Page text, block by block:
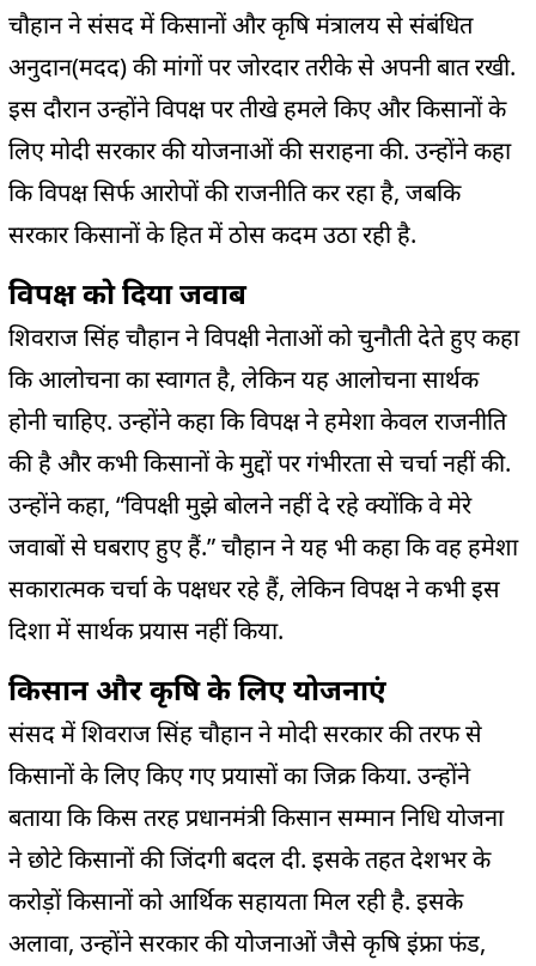
चौहान ने संसद में किसानों और कृषि मंत्रालय से संबंधित
अनुदान(मदद) की मांगों पर जोरदार तरीके से अपनी बात रखी.
इस दौरान उन्होंने विपक्ष पर तीखे हमले किए और किसानों के
लिए मोदी सरकार की योजनाओं की सराहना की. उन्होंने कहा
कि विपक्ष सिर्फ आरोपों की राजनीति कर रहा है, जबकि
सरकार किसानों के हित में ठोस कदम उठा रही है.
विपक्ष को दिया जवाब
शिवराज सिंह चौहान ने विपक्षी नेताओं को चुनौती देते हुए कहा
कि आलोचना का स्वागत है, लेकिन यह आलोचना सार्थक
होनी चाहिए. उन्होंने कहा कि विपक्ष ने हमेशा केवल राजनीति
की है और कभी किसानों के मुद्दों पर गंभीरता से चर्चा नहीं की.
उन्होंने कहा, “विपक्षी मुझे बोलने नहीं दे रहे क्योंकि वे मेरे
जवाबों से घबराए हुए हैं.” चौहान ने यह भी कहा कि वह हमेशा
सकारात्मक चर्चा के पक्षधर रहे हैं, लेकिन विपक्ष ने कभी इस
दिशा में सार्थक प्रयास नहीं किया.
किसान और कृषि के लिए योजनाएं
संसद में शिवराज सिंह चौहान ने मोदी सरकार की तरफ से
किसानों के लिए किए गए प्रयासों का जिक्र किया. उन्होंने
बताया कि किस तरह प्रधानमंत्री किसान सम्मान निधि योजना
ने छोटे किसानों की जिंदगी बदल दी. इसके तहत देशभर के
करोड़ों किसानों को आर्थिक सहायता मिल रही है. इसके
अलावा, उन्होंने सरकार की योजनाओं जैसे कृषि इंफ्रा फंड,